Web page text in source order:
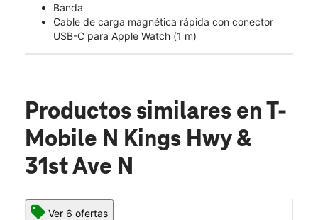
Banda
Cable de carga magnética rápida con conector
USB-C para Apple Watch (1 m)
Productos similares en T-
Mobile N Kings Hwy &
31st Ave N
Ver 6 ofertas